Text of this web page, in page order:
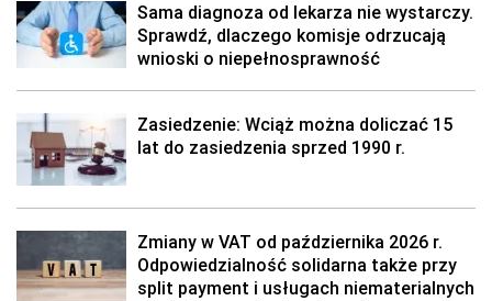
Sama diagnoza od lekarza nie wystarczy.
Sprawdź, dlaczego komisje odrzucają
wnioski o niepełnosprawność
Zasiedzenie: Wciąż można doliczać 15
lat do zasiedzenia sprzed 1990 r.
Zmiany w VAT od października 2026 r.
Odpowiedzialność solidarna także przy
split payment i usługach niematerialnych